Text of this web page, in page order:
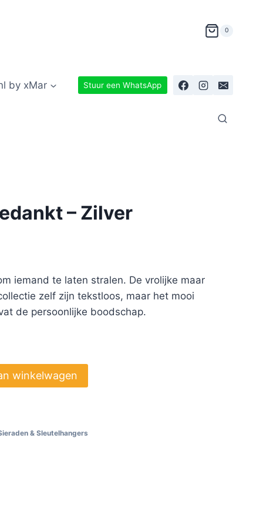
0
by xMar Stuur een WhatsApp
– Zilver
iemand te laten stralen. De vrolijke maar
zelf zijn tekstloos, maar het mooi
de persoonlijke boodschap.
winkelwagen
& Sleutelhangers